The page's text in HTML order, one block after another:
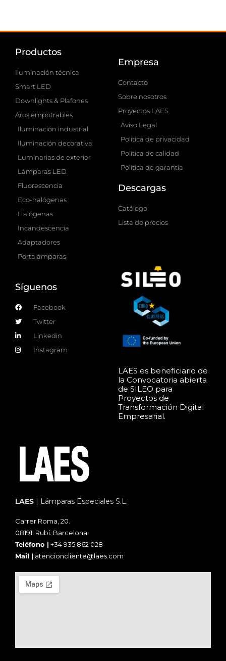
Productos
Iluminación técnica
Smart LED
Downlights & Plafones
Aros empotrables
Iluminación industrial
Iluminación decorativa
Luminarias de exterior
Lámparas LED
Fluorescencia
Eco-halógenas
Halógenas
Incandescencia
Adaptadores
Portalámparas
Empresa
Contacto
Sobre nosotros
Proyectos LAES
Aviso Legal
Política de privacidad
Política de calidad
Política de garantía
Descargas
Catálogo
Lista de precios
Síguenos
Facebook
Twitter
Linkedin
Instagram
LAES es beneficiario de
la Convocatoria abierta
de SILEO para
Proyectos de
Transformación Digital
Empresarial.
LAES | Lámparas Especiales S.L.
Carrer Roma, 20.
08191. Rubí. Barcelona.
Teléfono | +34 935 862 028
Mail | atencioncliente@laes.com